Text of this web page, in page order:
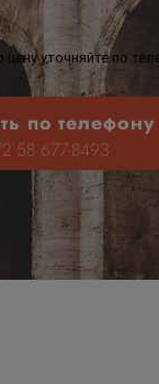
уточняйте по
по телефону
58 677-8493